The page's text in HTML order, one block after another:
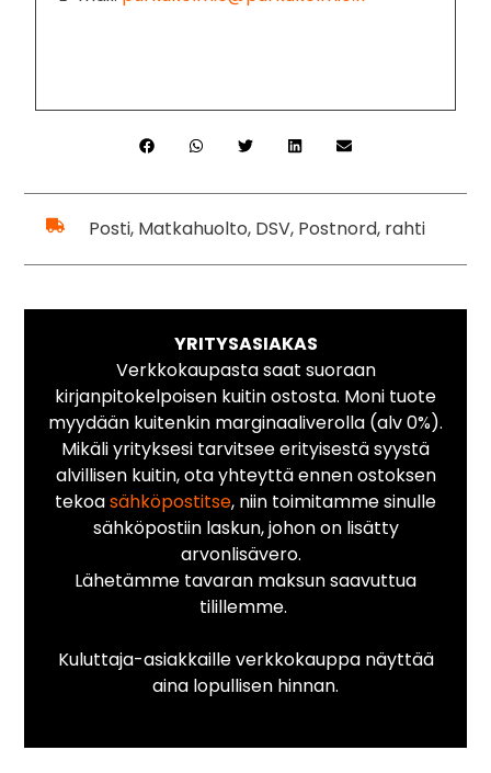
Posti, Matkahuolto, DSV, Postnord, rahti
YRITYSASIAKAS
Verkkokaupasta saat suoraan
kirjanpitokelpoisen kuitin ostosta. Moni tuote
myydään kuitenkin marginaaliverolla (alv 0%).
Mikäli yrityksesi tarvitsee erityisestä syystä
alvillisen kuitin, ota yhteyttä ennen ostoksen
tekoasähköpostitse, niin toimitamme sinulle
sähköpostiin laskun, johon on lisätty
arvonlisävero.
Lähetämme tavaran maksun saavuttua
tilillemme.
Kuluttaja-asiakkaille verkkokauppa näyttää
aina lopullisen hinnan.